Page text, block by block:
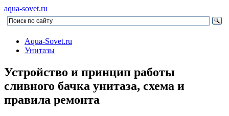
aqua-sovet.ru
Aqua-Sovet.ru
Унитазы
Устройство и принцип работы
сливного бачка унитаза, схема и
правила ремонта